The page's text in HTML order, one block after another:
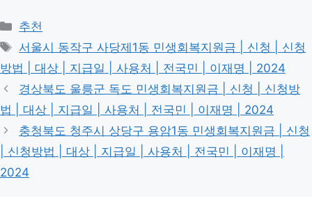
카
테
고
리
추천
태
그
서울시 동작구 사당제1동 민생회복지원금 | 신청 | 신청
방법 | 대상 | 지급일 | 사용처 | 전국민 | 이재명 | 2024
경상북도 울릉군 독도 민생회복지원금 | 신청 | 신청방
법 | 대상 | 지급일 | 사용처 | 전국민 | 이재명 | 2024
충청북도 청주시 상당구 용암1동 민생회복지원금 | 신청
| 신청방법 | 대상 | 지급일 | 사용처 | 전국민 | 이재명 |
2024